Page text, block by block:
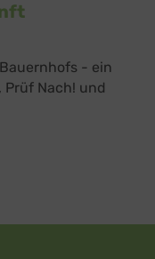
- ein
Prüf Nach! und